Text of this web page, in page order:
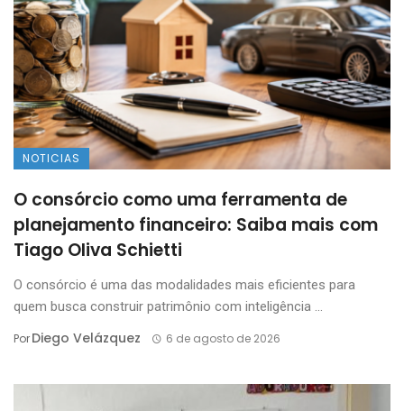
NOTICIAS
O consórcio como uma ferramenta de
planejamento financeiro: Saiba mais com
Tiago Oliva Schietti
O consórcio é uma das modalidades mais eficientes para
quem busca construir patrimônio com inteligência ...
PorDiego Velázquez 6 de agosto de 2026